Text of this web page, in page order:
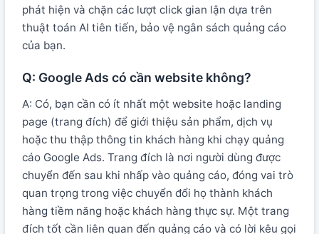
phát hiện và chặn các lượt click gian lận dựa trên
thuật toán AI tiên tiến, bảo vệ ngân sách quảng cáo
của bạn.
Q: Google Ads có cần website không?
A: Có, bạn cần có ít nhất một website hoặc landing
page (trang đích) để giới thiệu sản phẩm, dịch vụ
hoặc thu thập thông tin khách hàng khi chạy quảng
cáo Google Ads. Trang đích là nơi người dùng được
chuyển đến sau khi nhấp vào quảng cáo, đóng vai trò
quan trọng trong việc chuyển đổi họ thành khách
hàng tiềm năng hoặc khách hàng thực sự. Một trang
đích tốt cần liên quan đến quảng cáo và có lời kêu gọi